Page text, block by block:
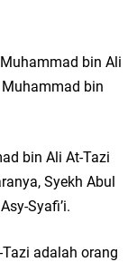
bin Ali
Muhammad bin
bin Ali At-Tazi
Syekh Abul
Syafi’i.
adalah orang